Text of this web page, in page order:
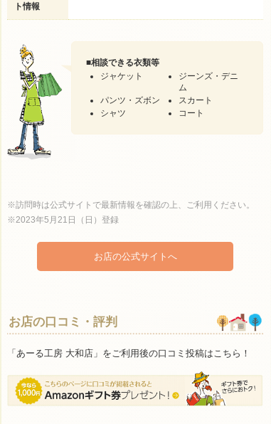
ト情報
■相談できる衣類等
ジャケット
ジーンズ・デニ
ム
パンツ・ズボン
スカート
シャツ
コート
※訪問時は公式サイトで最新情報を確認の上、ご利用ください。
※2023年5月21日（日）登録
お店の公式サイトへ
お店の口コミ・評判
「あーる工房 大和店」をご利用後の口コミ投稿はこちら！